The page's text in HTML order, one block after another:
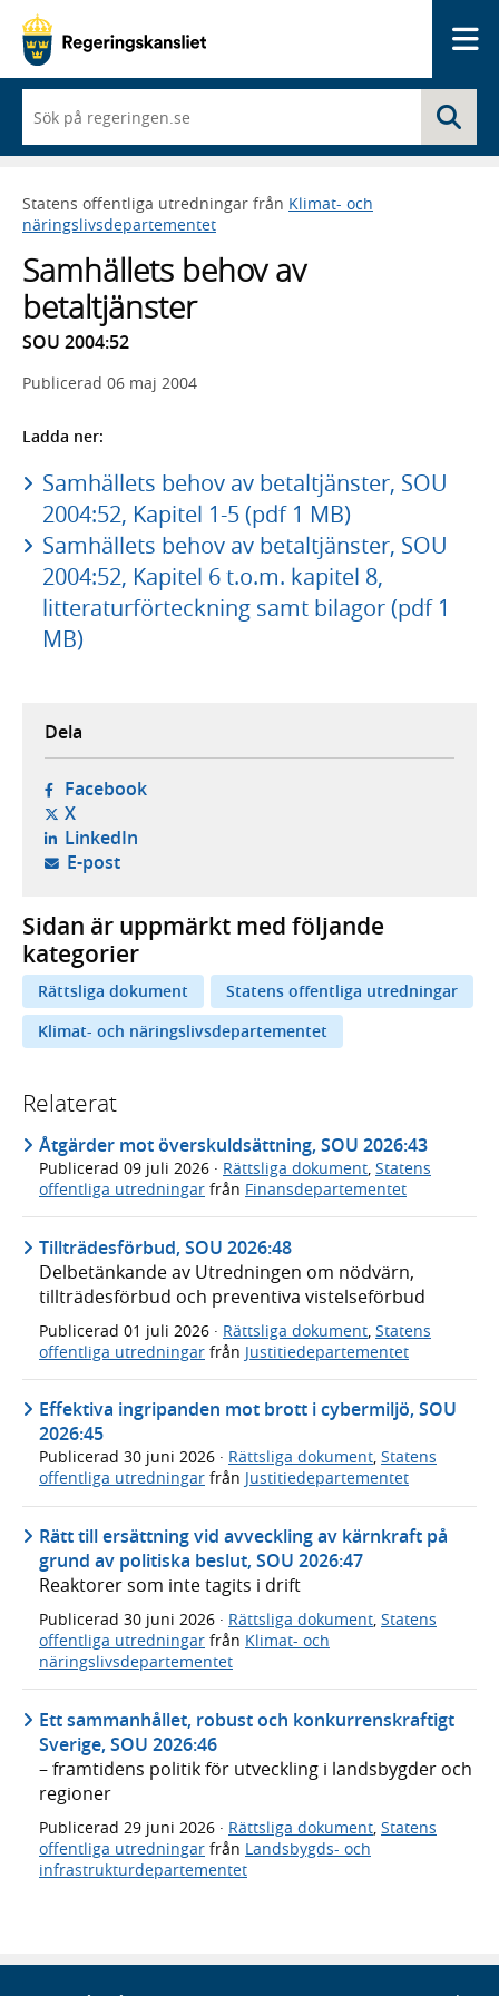
du
börjar
skriva
framträder
en
med
sökförslag
Statens offentliga utredningar från Klimat- och
näringslivsdepartementet
Samhällets behov av
betaltjänster
SOU 2004:52
Publicerad 06 maj 2004
Ladda ner:
Samhällets behov av betaltjänster, SOU
2004:52, Kapitel 1-5 (pdf 1 MB)
Samhällets behov av betaltjänster, SOU
2004:52, Kapitel 6 t.o.m. kapitel 8,
litteraturförteckning samt bilagor (pdf 1
MB)
Dela
Facebook- öppnas i ny flik, extern webbplats,
X- öppnas i ny flik, extern webbplats,
LinkedIn- öppnas i ny flik, extern webbplats,
E-post- öppnar din e-postklient,
Sidan är uppmärkt med följande
kategorier
Rättsliga dokument
Statens offentliga utredningar
Klimat- och näringslivsdepartementet
Relaterat
Åtgärder mot överskuldsättning, SOU 2026:43
Publicerad 09 juli 2026 · Rättsliga dokument, Statens
offentliga utredningar från Finansdepartementet
Tillträdesförbud, SOU 2026:48
Delbetänkande av Utredningen om nödvärn,
tillträdesförbud och preventiva vistelseförbud
Publicerad 01 juli 2026 · Rättsliga dokument Statens
offentliga utredningar från Justitiedepartementet
Effektiva ingripanden mot brott i cybermiljö, SOU
2026:45
Publicerad 30 juni 2026 · Rättsliga dokument, Statens
offentliga utredningar från Justitiedepartementet
Rätt till ersättning vid avveckling av kärnkraft på
grund av politiska beslut, SOU 2026:47
Reaktorer som inte tagits i drift
Publicerad 30 juni 2026 · Rättsliga dokument, Statens
offentliga utredningar från Klimat- och
näringslivsdepartementet
Ett sammanhållet, robust och konkurrenskraftigt
Sverige, SOU 2026:46
– framtidens politik för utveckling i landsbygder och
regioner
Publicerad 29 juni 2026 · Rättsliga dokument Statens
offentliga utredningar från Landsbygds- och
infrastrukturdepartementet